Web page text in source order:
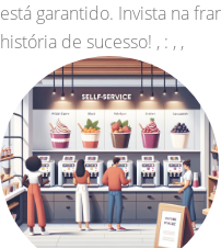
está garantido. Invista na
história de sucesso! , : , ,